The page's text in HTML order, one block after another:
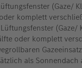
(Gaze/
komplett
oder komplett
als Sonnendach